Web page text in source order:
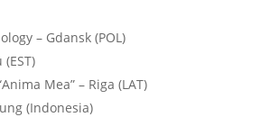
– Gdansk (POL)
Mea” – Riga (LAT)
(Indonesia)